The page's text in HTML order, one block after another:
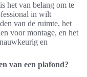
het van belang om te
in wilt
van de ruimte, het
voor montage, en het
en
van een plafond?